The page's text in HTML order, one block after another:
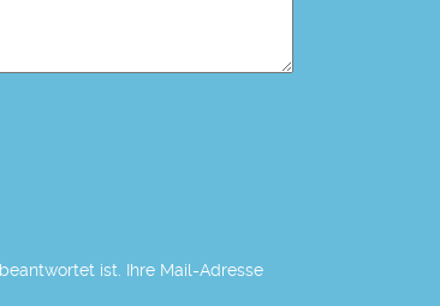
ist. Ihre Mail-Adresse